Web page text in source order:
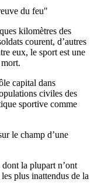
du feu"
kilomètres des
courent, d’autres
eux, le sport est une
capital dans
civiles des
sportive comme
le champ d’une
la plupart n’ont
plus inattendus de la